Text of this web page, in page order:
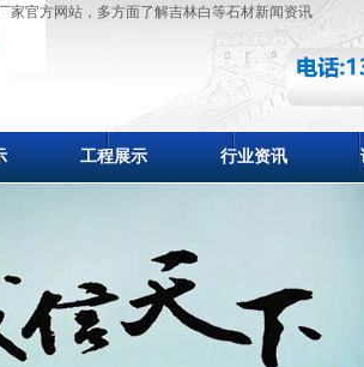
家官方网站，多方面了解吉林白等石材新闻资讯
工程展示 行业资讯